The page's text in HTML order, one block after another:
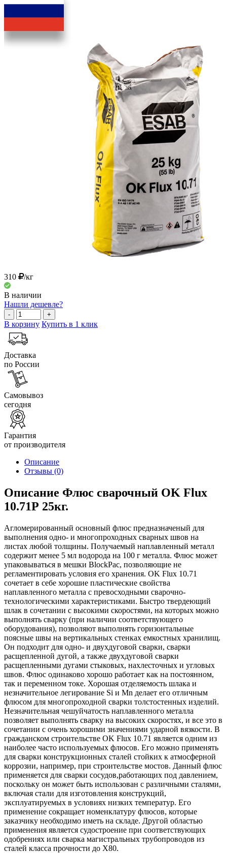
310 /кг
В наличии
Нашли дешевле?
- +
В корзину Купить в 1 клик
Доставка
по России
Самовывоз
сегодня
Гарантия
от производителя
Описание
Отзывы (0)
Описание Флюс сварочный OK Flux
10.71Р 25кг.
Агломерированный основный флюс предназначеный для
выполнения одно- и многопроходных сварных швов на
листах любой толщины. Получаемый наплавленный металл
содержит менее 5 мл водорода на 100 г металла. Флюс может
упаковываться в мешки BlockPac, позволяющие не
регламентировать условия его хранения. OK Flux 10.71
сочетает в себе хорошие пластические свойства
наплавленного металла с превосходными сварочно-
технологическими характеристиками. Быстро твердеющий
шлак в сочетании с высокими скоростями, на которых можно
выполнять сварку (при наличии соответствующего
оборудования), позволяют выполнять горизонтальные
поясные швы на вертикальных стенках емкостных хранилищ.
Он подходит для одно- и двухдуговой сварки, сварки
расщепленной дугой, а также двухдуговой сварки
расщепленными дугами стыковых, нахлесточных и угловых
швов. Флюс одинаково хорошо работает как на постоянном,
так и переменном токе. Хорошая отделяемость шлака и
незначительное легирование Si и Mn делает его отличным
флюсом для многопроходной сварки толстостенных изделий.
Незначительная чешуйчатость наплавленного металла
позволяет выполнять сварку на высоких скоростях, и все это в
сочетании с очень хорошими значениями ударной вязкости. В
гражданском строительстве OK Flux 10.71 является одним из
наиболее часто используемых флюсов. Его можно применять
для сварки конструкционных сталей стойких к атмосферной
коррозии, например, при строительстве мостов. Данный флюс
применяется для сварки сосудов,работающих под давлением,
поскольку он может быть использован с различными сталями,
включая стали для изготовления конструкций,
эксплуатируемых в условиях низких температур. Его
применение сокращает номенклатуру флюсов, которые
заказчику необходимо иметь на складе. Другой областью
применения является судостроение при соответствующих
одобрениях или сварка магистральных трубопроводов из
сталей класса прочности до X80.